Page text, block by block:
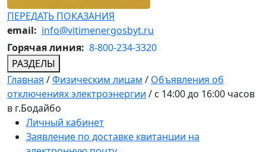
ПЕРЕДАТЬ ПОКАЗАНИЯ
email: info@vitimenergosbyt.ru
Горячая линия: 8-800-234-3320
РАЗДЕЛЫ
Главная /Физическим лицам / Объявления об
отключениях электроэнергии / с 14:00 до 16:00 часов
в г.Бодайбо
Личный кабинет
Заявление по доставке квитанции на